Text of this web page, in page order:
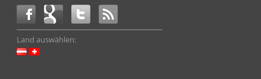
Land auswählen: